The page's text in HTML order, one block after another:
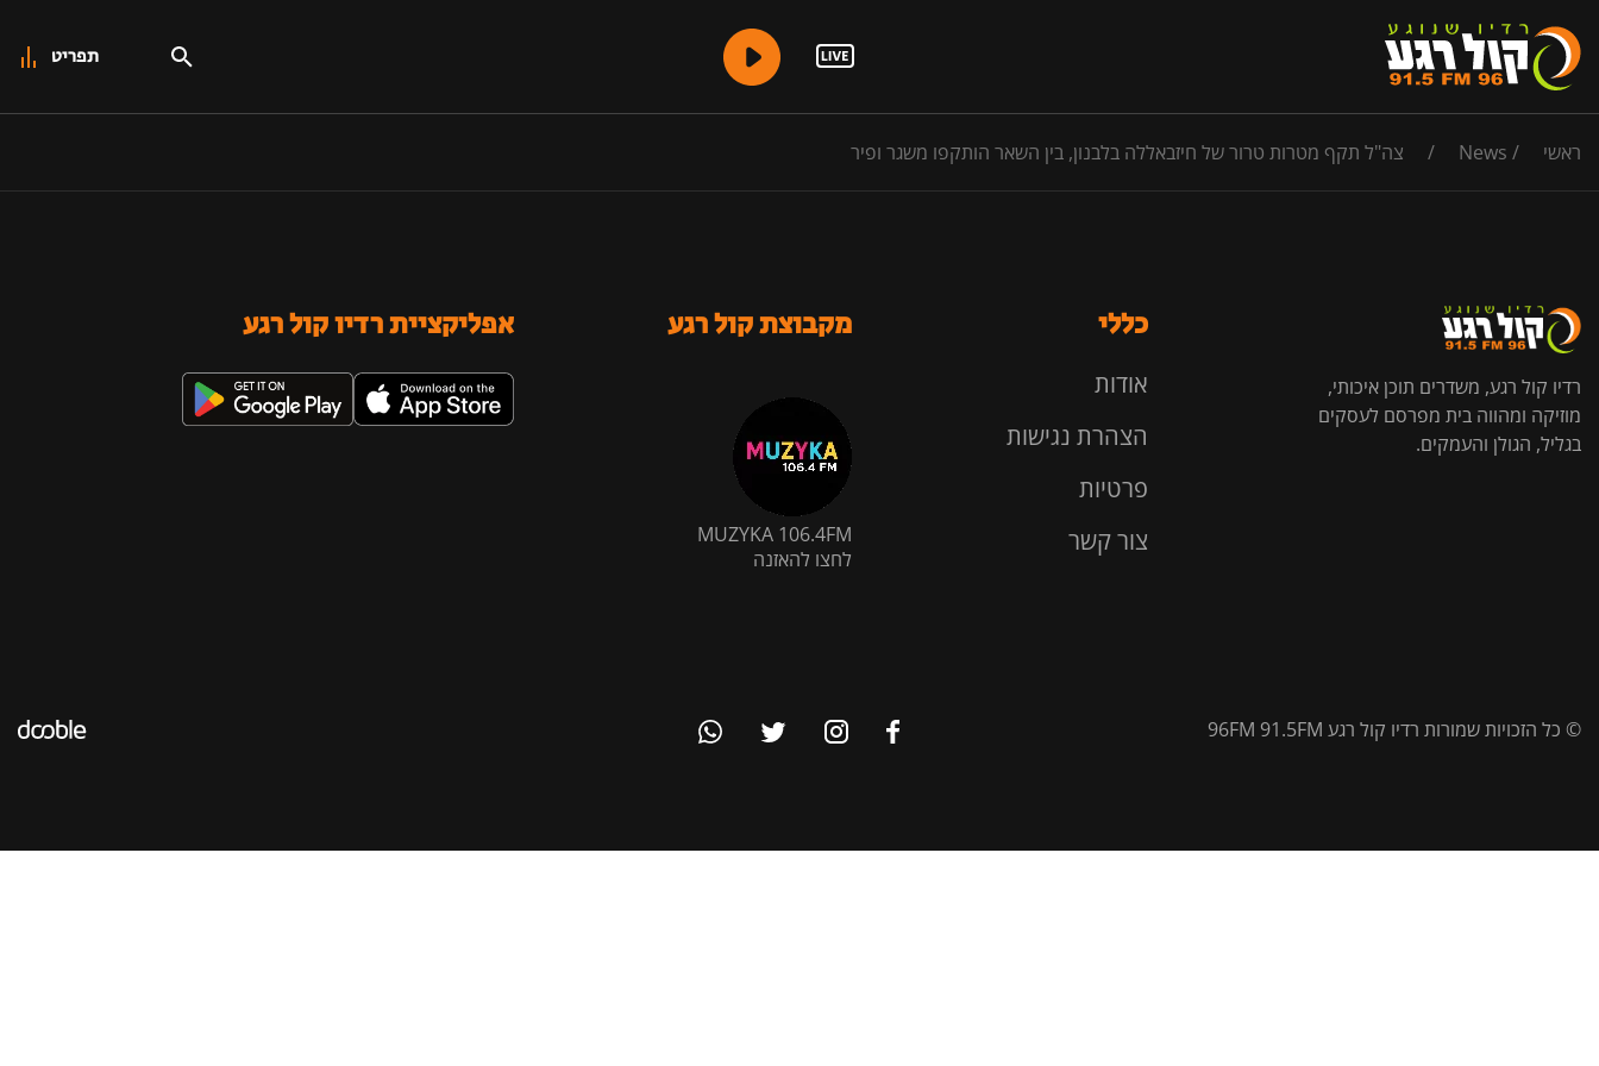
תפריט
ראשי /
News
/ צה"ל תקף מטרות טרור של חיזבאללה בלבנון, בין השאר הותקפו משגר ופיר
רדיו קול רגע, משדרים תוכן איכותי,
מוזיקה ומהווה בית מפרסם לעסקים
בגליל, הגולן והעמקים.
כללי
אודות
הצהרת נגישות
פרטיות
צור קשר
מקבוצת קול רגע
MUZYKA 106.4FM
לחצו להאזנה
אפליקציית רדיו קול רגע
© כל הזכויות שמורות רדיו קול רגע 96FM 91.5FM